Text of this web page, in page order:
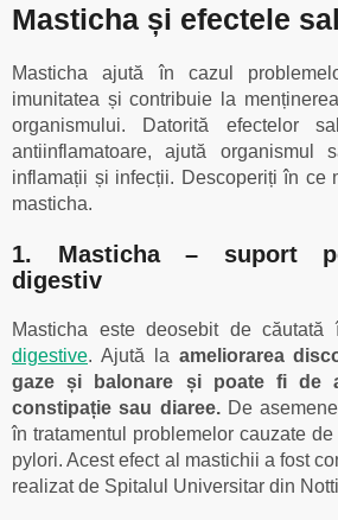
Masticha și efectele
Masticha ajută în cazul
imunitatea și contribuie la
organismului. Datorită efectelor
antiinflamatoare, ajută organismul
inflamații și infecții. Descoperiți în ce
masticha.
1. Masticha – suport
digestiv
Masticha este deosebit de căutată
digestive. Ajută la ameliorarea
gaze și balonare și poate fi de
constipație sau diaree. De
în tratamentul problemelor cauzate
pylori. Acest efect al mastichii a fost
realizat de Spitalul Universitar din